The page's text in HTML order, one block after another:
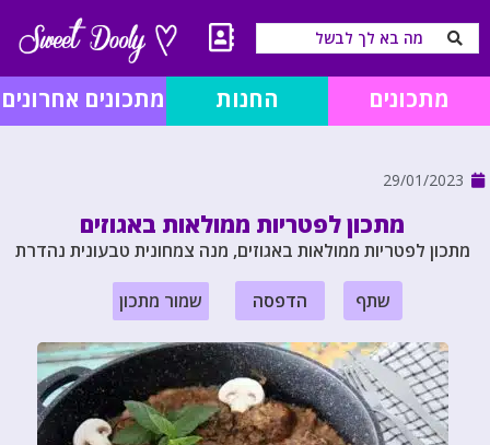
מתכונים החנות מתכונים אחרונים
29/01/2023
מתכון לפטריות ממולאות באגוזים
מתכון לפטריות ממולאות באגוזים, מנה צמחונית טבעונית נהדרת
שתף הדפסה שמור מתכון